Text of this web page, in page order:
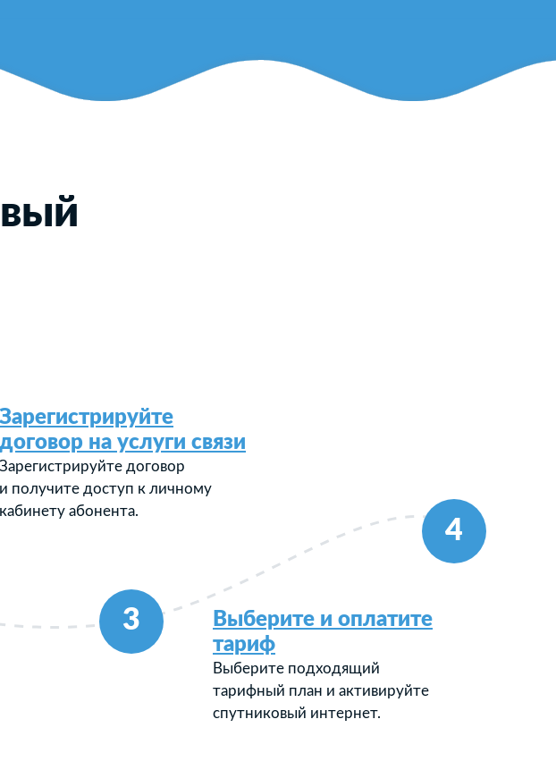
3
4
Зарегистрируйте
договор на услуги связи
Зарегистрируйте договор
и получите доступ к личному
кабинету абонента.
Выберите и оплатите
тариф
Выберите подходящий
тарифный план и активируйте
спутниковый интернет.